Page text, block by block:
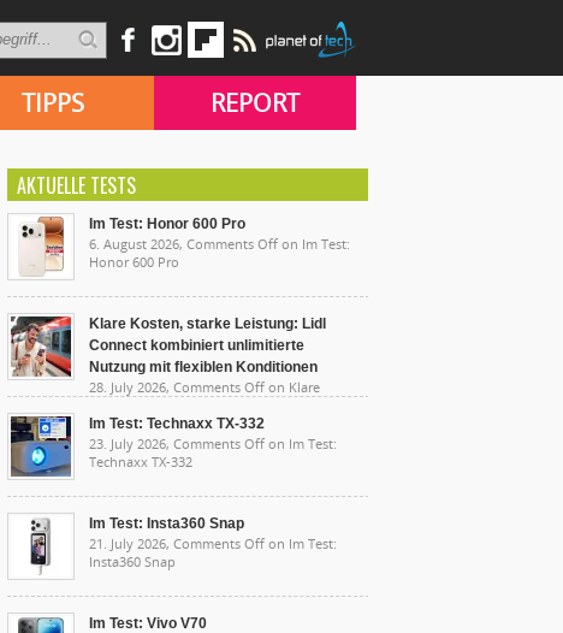
TIPPS REPORT
AKTUELLE TESTS
Im Test: Honor 600 Pro
6. August 2026, Comments Off on Im Test:
Honor 600 Pro
Klare Kosten, starke Leistung: Lidl
Connect kombiniert unlimitierte
Nutzung mit flexiblen Konditionen
28. July 2026, Comments Off on Klare
unlimitierte Nutzung mit flexiblen Konditionen
Im Test: Technaxx TX-332
23. July 2026, Comments Off on Im Test:
Technaxx TX-332
Im Test: Insta360 Snap
21. July 2026, Comments Off on Im Test:
Insta360 Snap
Im Test: Vivo V70